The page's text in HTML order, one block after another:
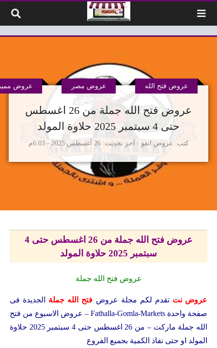
عروض فتح الله جملة من 26 اغسطس
حتى 4 سبتمبر 2025 حلاوة المولد
كتب عروض انفو
عروض فتح الله عروض مصر عروض
آخر تحديث 26 أغسطس 2025 - 6:03م
عروض فتح الله جملة من 26 اغسطس حتى 4
سبتمبر 2025 حلاوة المولد
عروض فتح الله جملة
عروض نت تقدم لكم مجلة عروض فتح الله جملة الجديدة فى
صفحة واحدة Fathalla-Gomla-Markets – عروض الاسبوع من فتح
الله جملة ماركت – من 26 اغسطس حتى 4 سبتمبر 2025 حلاوة
المولد او حتى نفاذ الكمية بجميع الفروع